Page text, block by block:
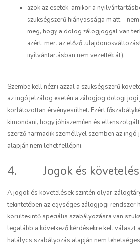
azok az esetek, amikor a
szükségszerű hiányossága miatt –
meg, hogy a dolog zálogjoggal van
azért, mert az előző
nyilvántartásban nem vezették át).
Szembe kell nézni azzal a szükségszerű
az ingó jelzálog esetén a zálogjog dologi jogi
korlátozottan érvényesülhet. Ezért
kimondani, hogy jóhiszeműen és
szerző harmadik személlyel szemben az ingó
alapján nem lehet fellépni.
4. Jogok és
A jogok és követelések szintén olyan
tekintetében az egységes zálogjogi rendszer
körültekintő speciális szabályozásra van
legalább a következő kérdésekre kell választ
hatályos szabályozás alapján nem